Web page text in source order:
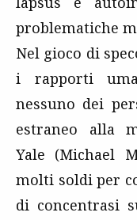
problematiche
Nel gioco di
i rapporti
nessuno dei
estraneo alla
Yale (Michael
molti soldi per
di concentrasi